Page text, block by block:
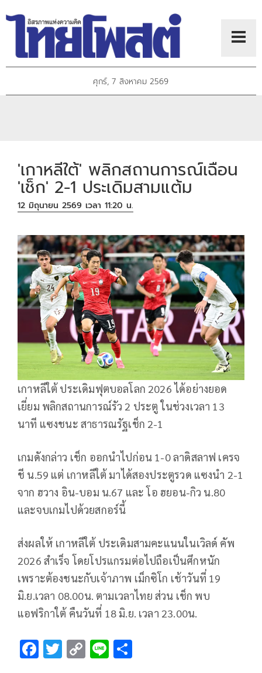
ศุกร์, 7 สิงหาคม 2569
'เกาหลีใต้' พลิกสถานการณ์เฉือน
'เช็ก' 2-1 ประเดิมสามแต้ม
12 มิถุนายน 2569 เวลา 11:20 น.
เกาหลีใต้ ประเดิมฟุตบอลโลก 2026 ได้อย่างยอด
เยี่ยม พลิกสถานการณ์รัว 2 ประตู ในช่วงเวลา 13
นาที แซงชนะ สาธารณรัฐเช็ก 2-1
เกมดังกล่าว เช็ก ออกนำไปก่อน 1-0 ลาดิสลาฟ เครจ
ชี น.59 แต่ เกาหลีใต้ มาได้สองประตูรวด แซงนำ 2-1
จาก ฮวาง อิน-บอม น.67 และ โอ ฮยอน-กิว น.80
และจบเกมไปด้วยสกอร์นี้
ส่งผลให้ เกาหลีใต้ ประเดิมสามคะแนนในเวิลด์ คัพ
2026 สำเร็จ โดยโปรแกรมต่อไปถือเป็นศึกหนัก
เพราะต้องชนะกับเจ้าภาพ เม็กซิโก เช้าวันที่ 19
มิ.ย.เวลา 08.00น. ตามเวลาไทย ส่วน เช็ก พบ
แอฟริกาใต้ คืนวันที่ 18 มิ.ย. เวลา 23.00น.
F T C Li